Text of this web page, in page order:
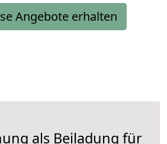
Angebote erhalten
als Beiladung für